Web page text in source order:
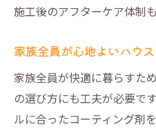
施工後のアフターケア体制
家族全員が心地よいハウ
家族全員が快適に暮らすた
の選び方にも工夫が必要で
ルに合ったコーティング剤